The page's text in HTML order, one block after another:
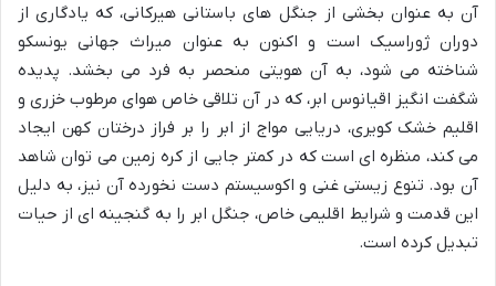
آن به عنوان بخشی از جنگل های باستانی هیرکانی، که یادگاری از
دوران ژوراسیک است و اکنون به عنوان میراث جهانی یونسکو
شناخته می شود، به آن هویتی منحصر به فرد می بخشد. پدیده
شگفت انگیز اقیانوس ابر، که در آن تلاقی خاص هوای مرطوب خزری و
اقلیم خشک کویری، دریایی مواج از ابر را بر فراز درختان کهن ایجاد
می کند، منظره ای است که در کمتر جایی از کره زمین می توان شاهد
آن بود. تنوع زیستی غنی و اکوسیستم دست نخورده آن نیز، به دلیل
این قدمت و شرایط اقلیمی خاص، جنگل ابر را به گنجینه ای از حیات
تبدیل کرده است.